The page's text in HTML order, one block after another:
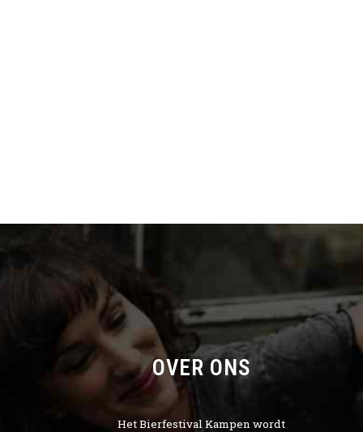
OVER ONS
Het Bierfestival Kampen wordt